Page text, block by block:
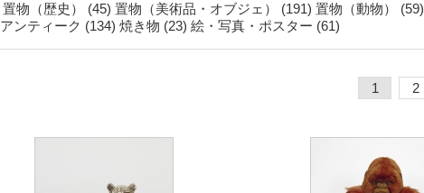
置物（歴史） (45) 置物（美術品・オブジェ） (191) 置物（動物） (59)
アンティーク (134) 焼き物 (23) 絵・写真・ポスター (61)
1 2